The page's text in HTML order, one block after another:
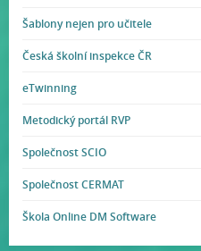
Šablony nejen pro učitele
Česká školní inspekce ČR
eTwinning
Metodický portál RVP
Společnost SCIO
Společnost CERMAT
Škola Online DM Software